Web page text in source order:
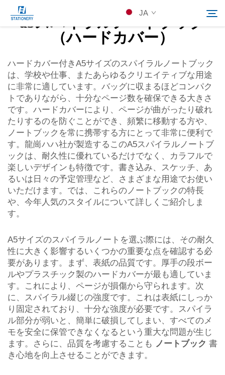
JA
製品
会社概要
カスタムソリューション
リソース
Kontakuto Us
検索
a5スパイラルノートブック
（ハードカバー）
ハードカバー付きA5サイズのスパイラルノートブック
は、学校や仕事、またあらゆるクリエイティブな用途
に非常に適しています。バッグに収まるほどコンパク
トでありながら、十分なページ数を確保できる大きさ
です。ハードカバーにより、ページが曲がったり破れ
たりするのを防ぐことができ、頻繁に移動する方や、
ノートブックを常に携帯する方にとって非常に便利で
す。龍崗ハハ社が製造するこのA5スパイラルノートブ
ックは、耐久性に優れているだけでなく、カラフルで
楽しいデザインも特徴です。書き込み、スケッチ、あ
るいは日々の予定管理など、さまざまな用途でお使い
いただけます。では、これらのノートブックの特長
や、今年人気のスタイルについて詳しくご紹介しま
す。
A5サイズのスパイラルノートを選ぶ際には、その耐久
性に大きく影響するいくつかの重要な点を確認する必
要があります。まず、表紙の品質です。厚手の段ボー
ルやプラスチック製のハードカバーが最も適していま
す。これにより、ページが損傷から守られます。次
に、スパイラル綴じの強度です。これは表紙にしっか
り固定されており、十分な強度が必要です。スパイラ
ル部分が弱いと、簡単に破損してしまい、すべてのメ
モを安全に保管できなくなるという重大な問題が生じ
ます。さらに、品質を考慮することも ノートブック 書
き心地を向上させることができます。